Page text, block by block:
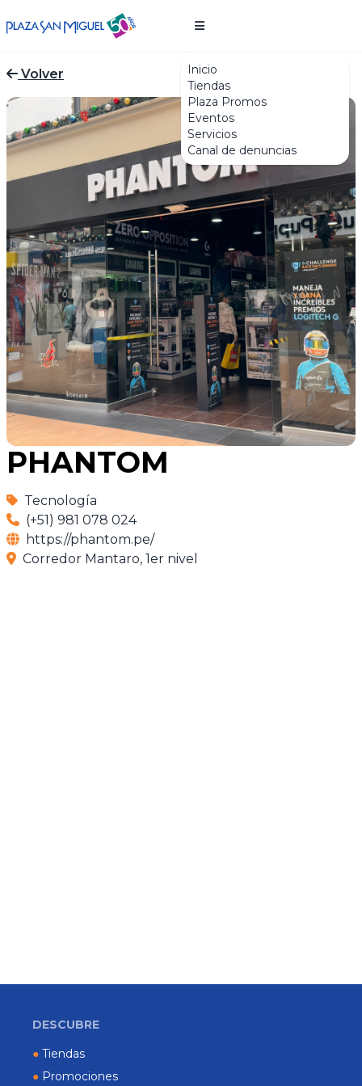
Inicio
Tiendas
Plaza Promos
Eventos
Servicios
Canal de denuncias
Volver
PHANTOM
Tecnología
(+51) 981 078 024
https://phantom.pe/
Corredor Mantaro, 1er nivel
DESCUBRE
● Tiendas
● Promociones